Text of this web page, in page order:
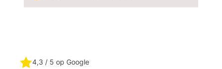
4,3 / 5 op Google